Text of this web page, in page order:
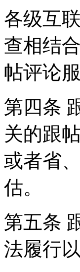
各级互
查相结
帖评论
第四条
关的跟
或者省
估。
第五条
法履行